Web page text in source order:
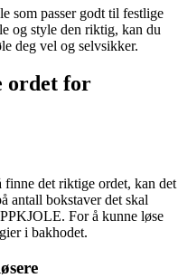
som passer godt til festlige
og style den riktig, kan du
deg vel og selvsikker.
ordet for
finne det riktige ordet, kan det
antall bokstaver det skal
For å kunne løse
i bakhodet.